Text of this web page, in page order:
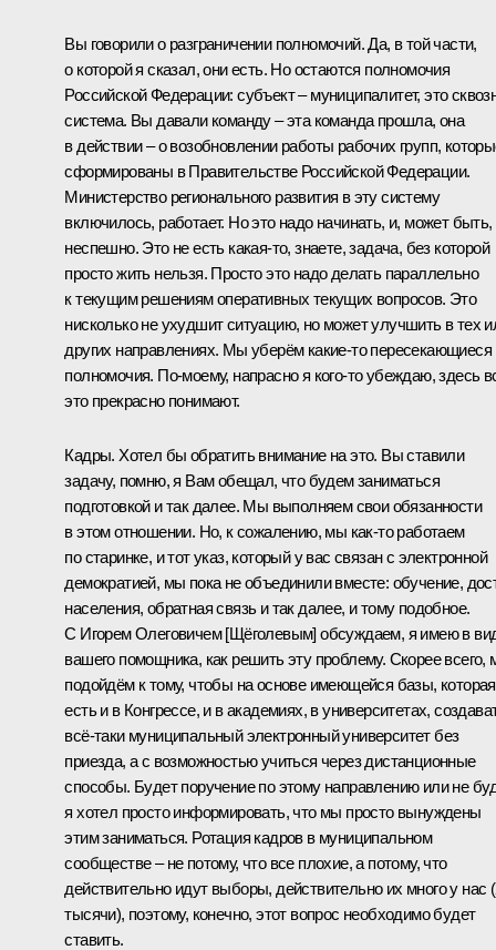
Вы говорили о разграничении полномочий. Да, в той части,
о которой я сказал, они есть. Но остаются полномочия
Российской Федерации: субъект – муниципалитет, это
система. Вы давали команду – эта команда прошла, она
в действии – о возобновлении работы рабочих групп,
сформированы в Правительстве Российской Федерации.
Министерство регионального развития в эту систему
включилось, работает. Но это надо начинать, и, может быть,
неспешно. Это не есть какая‑то, знаете, задача, без которой
просто жить нельзя. Просто это надо делать параллельно
к текущим решениям оперативных текущих вопросов. Это
нисколько не ухудшит ситуацию, но может улучшить в тех
других направлениях. Мы уберём какие‑то пересекающиеся
полномочия. По‑моему, напрасно я кого‑то убеждаю, здесь
это прекрасно понимают.
Кадры. Хотел бы обратить внимание на это. Вы ставили
задачу, помню, я Вам обещал, что будем заниматься
подготовкой и так далее. Мы выполняем свои обязанности
в этом отношении. Но, к сожалению, мы как‑то работаем
по старинке, и тот указ, который у вас связан с электронной
демократией, мы пока не объединили вместе: обучение,
населения, обратная связь и так далее, и тому подобное.
С Игорем Олеговичем [Щёголевым] обсуждаем, я имею в
вашего помощника, как решить эту проблему. Скорее всего,
подойдём к тому, чтобы на основе имеющейся базы, которая
есть и в Конгрессе, и в академиях, в университетах,
всё‑таки муниципальный электронный университет без
приезда, а с возможностью учиться через дистанционные
способы. Будет поручение по этому направлению или не
я хотел просто информировать, что мы просто вынуждены
этим заниматься. Ротация кадров в муниципальном
сообществе – не потому, что все плохие, а потому, что
действительно идут выборы, действительно их много у нас
тысячи), поэтому, конечно, этот вопрос необходимо будет
ставить.